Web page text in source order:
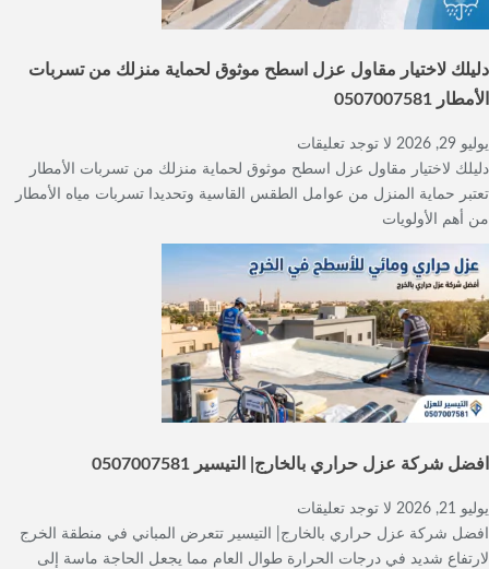
دليلك لاختيار مقاول عزل اسطح موثوق لحماية منزلك من تسربات
الأمطار 0507007581
يوليو 29, 2026
لا توجد تعليقات
دليلك لاختيار مقاول عزل اسطح موثوق لحماية منزلك من تسربات الأمطار
تعتبر حماية المنزل من عوامل الطقس القاسية وتحديدا تسربات مياه الأمطار
من أهم الأولويات
افضل شركة عزل حراري بالخارج| التيسير 0507007581
يوليو 21, 2026
لا توجد تعليقات
افضل شركة عزل حراري بالخارج| التيسير تتعرض المباني في منطقة الخرج
لارتفاع شديد في درجات الحرارة طوال العام مما يجعل الحاجة ماسة إلى